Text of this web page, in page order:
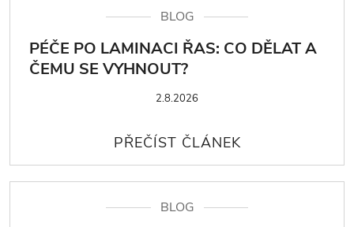
BLOG
PÉČE PO LAMINACI ŘAS: CO DĚLAT A
ČEMU SE VYHNOUT?
2.8.2026
BLOG